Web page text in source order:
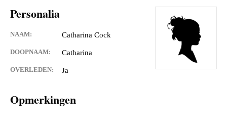
Personalia
NAAM: Catharina Cock
DOOPNAAM: Catharina
OVERLEDEN: Ja
Opmerkingen